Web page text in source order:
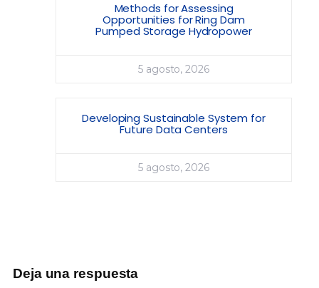
Methods for Assessing
Opportunities for Ring Dam
Pumped Storage Hydropower
5 agosto, 2026
Developing Sustainable System for
Future Data Centers
5 agosto, 2026
Deja una respuesta